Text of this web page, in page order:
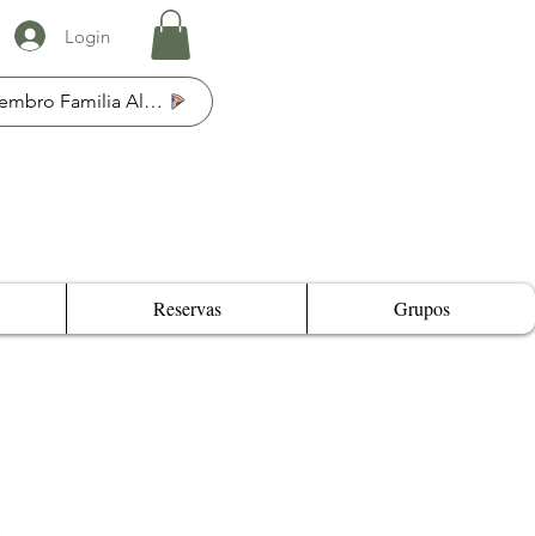
Login
Membro Familia Al Fresco
Reservas Grupos